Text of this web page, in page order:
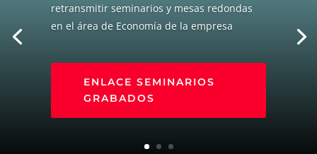
retransmitir seminarios y mesas redondas
en el área de Economía de la empresa
ENLACE SEMINARIOS
GRABADOS